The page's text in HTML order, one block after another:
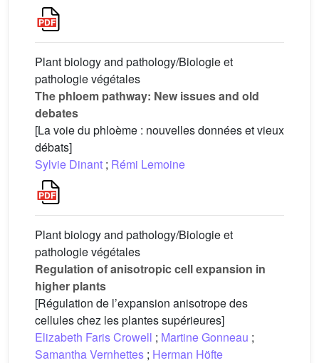
Plant biology and pathology/Biologie et
pathologie végétales
The phloem pathway: New issues and old
debates
[La voie du phloème : nouvelles données et vieux
débats]
Sylvie Dinant ; Rémi Lemoine
Plant biology and pathology/Biologie et
pathologie végétales
Regulation of anisotropic cell expansion in
higher plants
[Régulation de l’expansion anisotrope des
cellules chez les plantes supérieures]
Elizabeth Faris Crowell ; Martine Gonneau ;
Samantha Vernhettes ; Herman Höfte